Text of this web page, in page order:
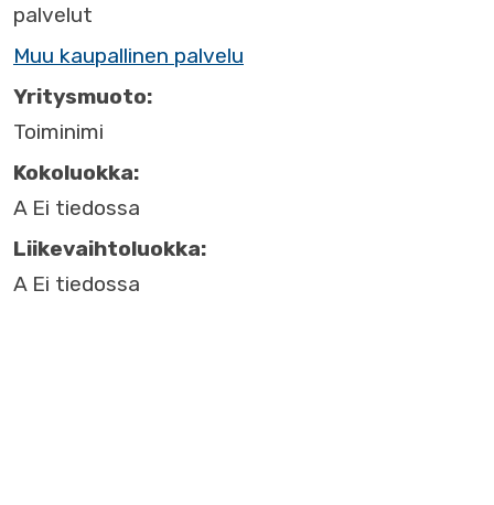
palvelut
Muu kaupallinen palvelu
Yritysmuoto:
Toiminimi
Kokoluokka:
A Ei tiedossa
Liikevaihtoluokka:
A Ei tiedossa